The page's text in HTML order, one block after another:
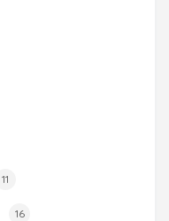
11
16